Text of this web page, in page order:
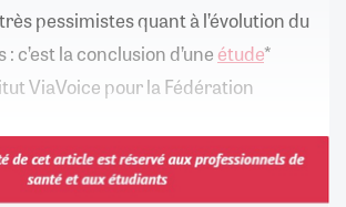
pessimistes quant à l’évolution du
c’est la conclusion d’une étude*
ViaVoice pour la Fédération